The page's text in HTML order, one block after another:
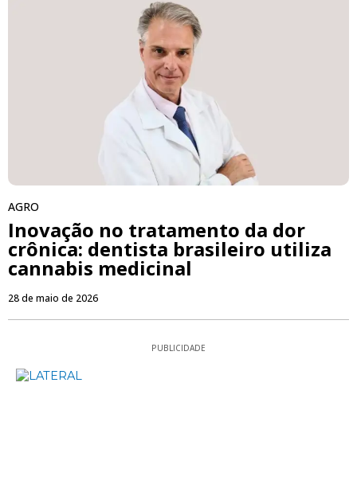
AGRO
Inovação no tratamento da dor
crônica: dentista brasileiro utiliza
cannabis medicinal
28 de maio de 2026
PUBLICIDADE